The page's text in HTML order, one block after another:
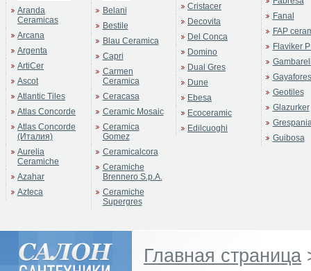
Aranda
Ceramicas
Arcana
Argenta
ArtiCer
Ascot
Atlantic Tiles
Atlas Concorde
Atlas Concorde
(Италия)
Aurelia
Ceramiche
Azahar
Azteca
Belani
Bestile
Blau Ceramica
Capri
Carmen
Ceramica
Ceracasa
Ceramic Mosaic
Ceramica
Gomez
Ceramicalcora
Ceramiche
Brennero S.p.A.
Ceramiche
Supergres
Cristacer
Decovita
Del Conca
Domino
Dual Gres
Dune
Ebesa
Ecoceramic
Edilcuoghi
Fanal
FAP
Flaviker
Gayafores
Geotiles
Glazurker
Guibosa
Главная страница